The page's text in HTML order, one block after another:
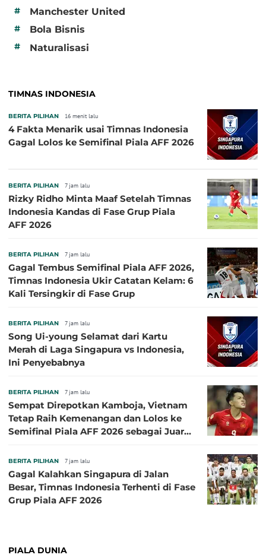
# Manchester United
# Bola Bisnis
# Naturalisasi
TIMNAS INDONESIA
BERITA PILIHAN 16 menit lalu
4 Fakta Menarik usai Timnas Indonesia
Gagal Lolos ke Semifinal Piala AFF 2026
BERITA PILIHAN 7 jam lalu
Rizky Ridho Minta Maaf Setelah Timnas
Indonesia Kandas di Fase Grup Piala
AFF 2026
BERITA PILIHAN 7 jam lalu
Gagal Tembus Semifinal Piala AFF 2026,
Timnas Indonesia Ukir Catatan Kelam: 6
Kali Tersingkir di Fase Grup
BERITA PILIHAN 7 jam lalu
Song Ui-young Selamat dari Kartu
Merah di Laga Singapura vs Indonesia,
Ini Penyebabnya
BERITA PILIHAN 7 jam lalu
Sempat Direpotkan Kamboja, Vietnam
Tetap Raih Kemenangan dan Lolos ke
Semifinal Piala AFF 2026 sebagai Juara
BERITA PILIHAN 7 jam lalu
Gagal Kalahkan Singapura di Jalan
Besar, Timnas Indonesia Terhenti di Fase
Grup Piala AFF 2026
PIALA DUNIA